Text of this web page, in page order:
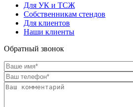
Для УК и ТСЖ
Собственникам стендов
Для клиентов
Наши клиенты
Обратный звонок